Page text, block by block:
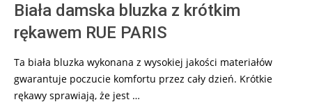
Biała damska bluzka z krótkim
rękawem RUE PARIS
Ta biała bluzka wykonana z wysokiej jakości materiałów
gwarantuje poczucie komfortu przez cały dzień. Krótkie
rękawy sprawiają, że jest …